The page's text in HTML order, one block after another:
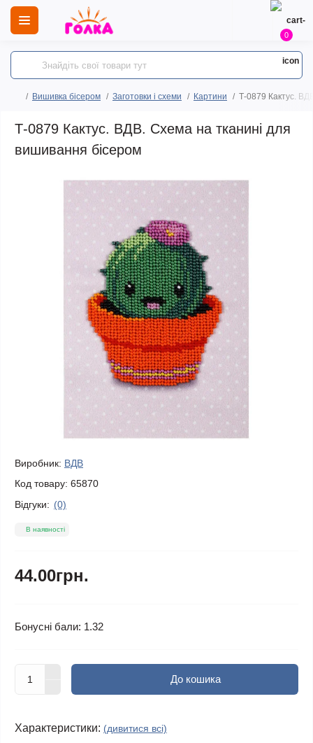
0
Вишивка бісером Заготовки і схеми Картини Т-0879 Кактус.
Т-0879 Кактус. ВДВ. Схема на тканині для
вишивання бісером
Виробник: ВДВ
Код товару: 65870
Відгуки: (0)
В наявності
44.00грн.
Бонусні бали: 1.32
До кошика
Характеристики: (дивитися всі)